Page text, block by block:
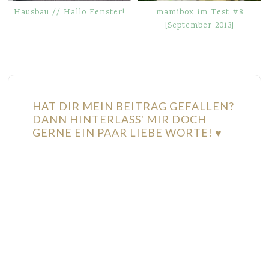
Hausbau // Hallo Fenster!
mamibox im Test #8
[September 2013]
HAT DIR MEIN BEITRAG GEFALLEN?
DANN HINTERLASS' MIR DOCH
GERNE EIN PAAR LIEBE WORTE! ♥